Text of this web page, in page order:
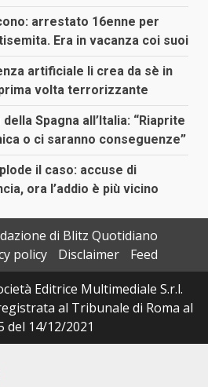
arrestato 16enne per
Era in vacanza coi suoi
artificiale li crea da sè in
volta terrorizzante
Spagna all’Italia: “Riaprite
o ci saranno conseguenze”
il caso: accuse di
ora l’addio è più vicino
di Blitz Quotidiano
policy Disclaimer
Feed
Editrice Multimediale S.r.l.
al Tribunale di Roma al
del 14/12/2021